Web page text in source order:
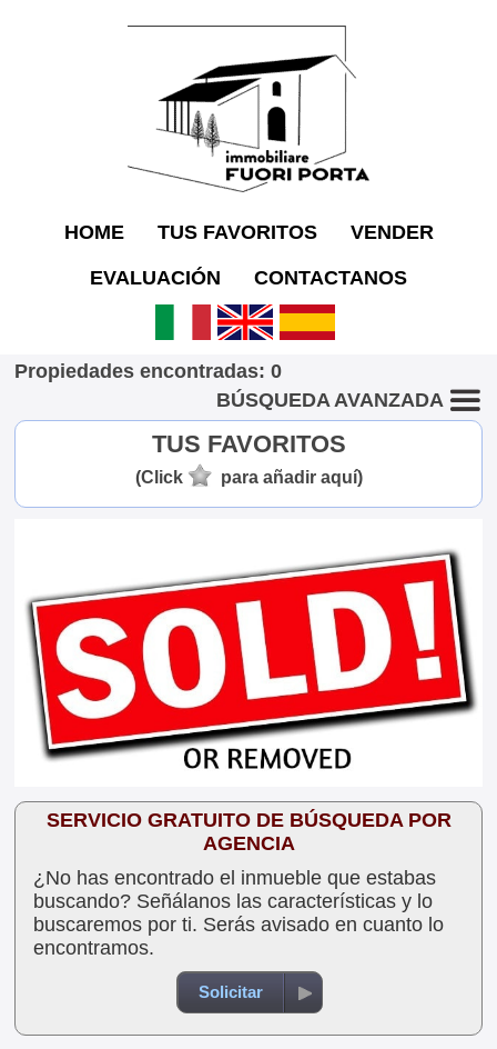
HOME TUS FAVORITOS VENDER
EVALUACIÓN CONTACTANOS
Propiedades encontradas: 0
BÚSQUEDA AVANZADA
TUS FAVORITOS
(Click para añadir aquí)
SERVICIO GRATUITO DE BÚSQUEDA POR
AGENCIA
¿No has encontrado el inmueble que estabas
buscando? Señálanos las características y lo
buscaremos por ti. Serás avisado en cuanto lo
encontramos.
Solicitar